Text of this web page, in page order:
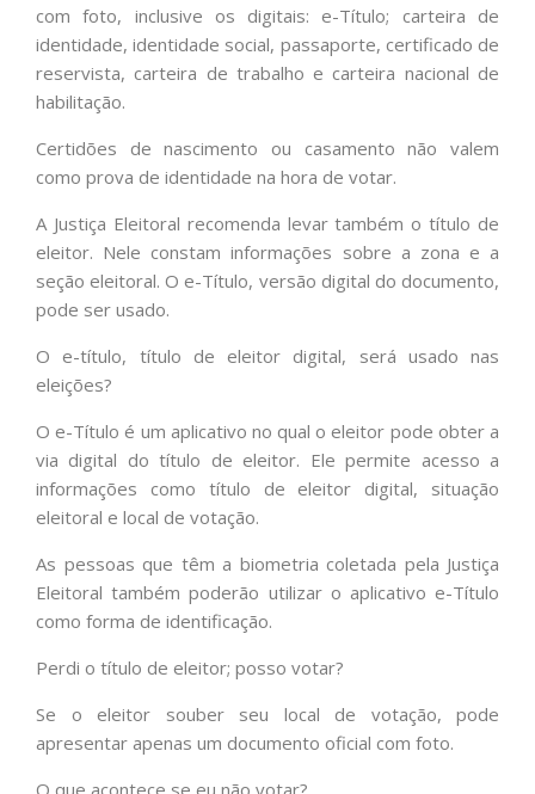
com foto, inclusive os digitais: e-Título; carteira de
identidade, identidade social, passaporte, certificado de
reservista, carteira de trabalho e carteira nacional de
habilitação.
Certidões de nascimento ou casamento não valem
como prova de identidade na hora de votar.
A Justiça Eleitoral recomenda levar também o título de
eleitor. Nele constam informações sobre a zona e a
seção eleitoral. O e-Título, versão digital do documento,
pode ser usado.
O e-título, título de eleitor digital, será usado nas
eleições?
O e-Título é um aplicativo no qual o eleitor pode obter a
via digital do título de eleitor. Ele permite acesso a
informações como título de eleitor digital, situação
eleitoral e local de votação.
As pessoas que têm a biometria coletada pela Justiça
Eleitoral também poderão utilizar o aplicativo e-Título
como forma de identificação.
Perdi o título de eleitor; posso votar?
Se o eleitor souber seu local de votação, pode
apresentar apenas um documento oficial com foto.
O que acontece se eu não votar?